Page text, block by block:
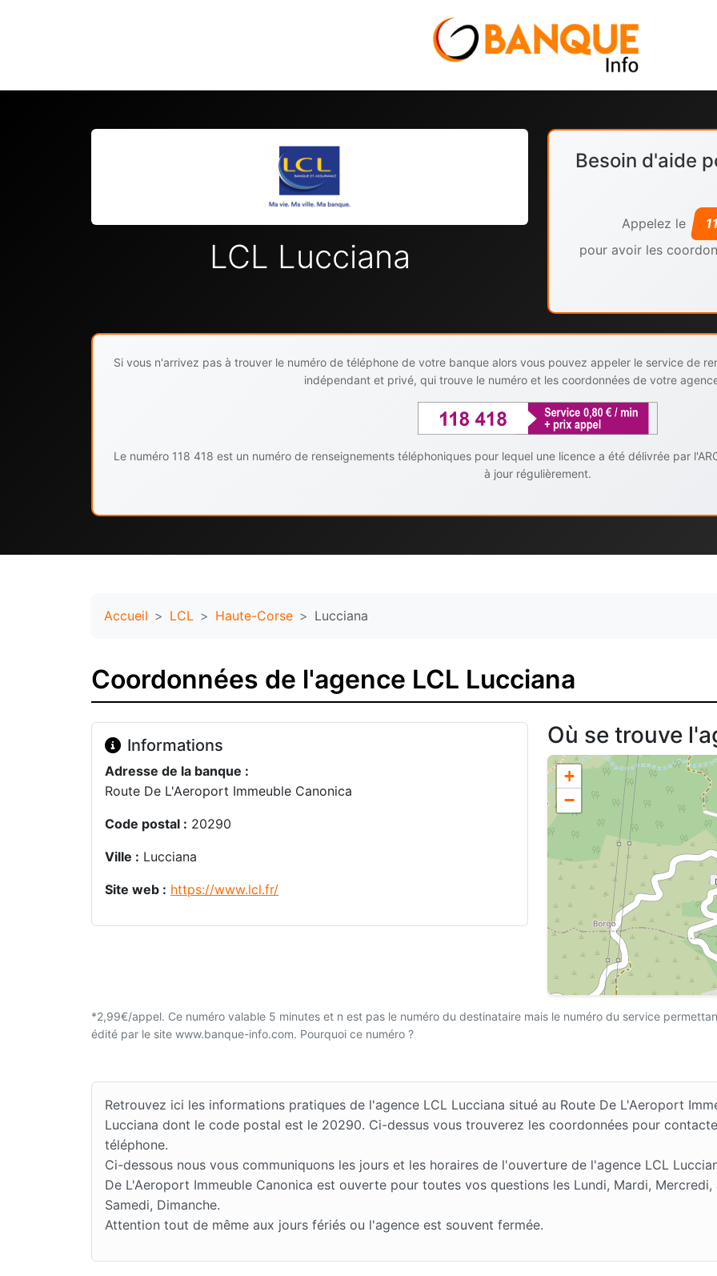
LCL Lucciana
Besoin d'aide
Appelez le
pour avoir les
Si vous n'arrivez pas à trouver le numéro de téléphone de votre banque alors vous pouvez appeler le service de
indépendant et privé, qui trouve le numéro et les coordonnées de votre
Le numéro 118 418 est un numéro de renseignements téléphoniques pour lequel une licence a été délivrée par
à jour régulièrement.
Accueil LCL Haute-Corse Lucciana
Coordonnées de l'agence LCL Lucciana
Informations
Adresse de la banque :
Route De L'Aeroport Immeuble Canonica
Code postal : 20290
Ville : Lucciana
Site web : https://www.lcl.fr/
Où se trouve
+
−
*2,99€/appel. Ce numéro valable 5 minutes et n est pas le numéro du destinataire mais le numéro du service
édité par le site www.banque-info.com. Pourquoi ce numéro ?
Retrouvez ici les informations pratiques de l'agence LCL Lucciana situé au Route De L'Aeroport
Lucciana dont le code postal est le 20290. Ci-dessus vous trouverez les coordonnées pour
téléphone.
Ci-dessous nous vous communiquons les jours et les horaires de l'ouverture de l'agence LCL
De L'Aeroport Immeuble Canonica est ouverte pour toutes vos questions les Lundi, Mardi,
Samedi, Dimanche.
Attention tout de même aux jours fériés ou l'agence est souvent fermée.